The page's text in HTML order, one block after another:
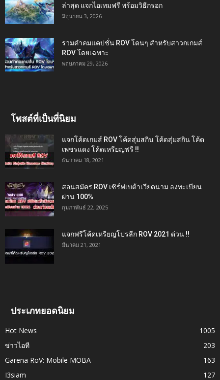
ล่าสุด แจกไอเทมฟรี พร้อมวิธีกรอก
มิถุนายน 3, 2026
รวมคำคมแคปชั่น ROV โดนๆ สำหรับสาวกเกมส์
ROV โดยเฉพาะ
พฤษภาคม 29, 2026
โพสต์ที่เป็นที่นิยม
แจกโค้ดเกมส์ ROV โค้ดสุ่มสกิน โค้ดสุ่มสกิน โค้ด
เพชรแดง โค้ดเหรียญฟรี !!
ธันวาคม 18, 2021
สอนสมัคร ROV เซิร์ฟเบต้าเวียดนาม ลงทะเบียน
ผ่าน 100%
กุมภาพันธ์ 22, 2025
แจกฟรีโค้ดเหรียญโปรลีก ROV 2021 ด่วน !!
มีนาคม 21, 2021
ประเภทยอดนิยม
Hot News
1005
ข่าวไอที
203
Garena RoV: Mobile MOBA
163
I3siam
127